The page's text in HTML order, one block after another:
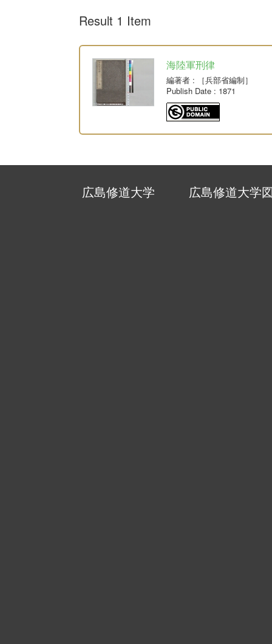
Result 1 Item
海陸軍刑律
編著者 : ［兵部省編制］
Publish Date : 1871
広島修道大学 広島修道大学